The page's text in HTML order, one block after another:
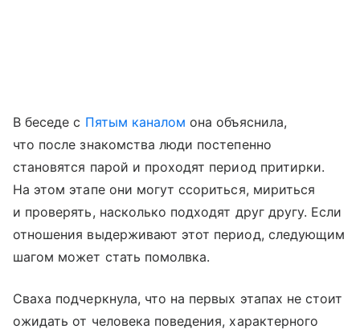
В беседе с Пятым каналом она объяснила,
что после знакомства люди постепенно
становятся парой и проходят период притирки.
На этом этапе они могут ссориться, мириться
и проверять, насколько подходят друг другу. Если
отношения выдерживают этот период, следующим
шагом может стать помолвка.
Сваха подчеркнула, что на первых этапах не стоит
ожидать от человека поведения, характерного